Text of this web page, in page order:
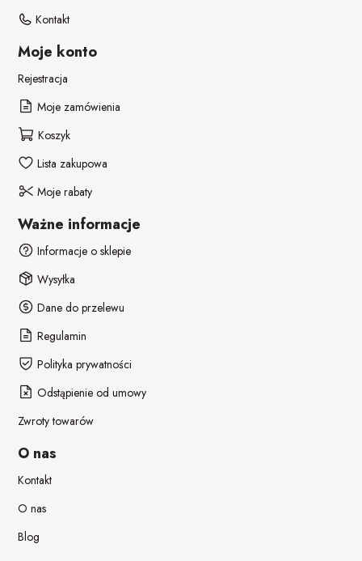
Kontakt
Moje konto
Rejestracja
Moje zamówienia
Koszyk
Lista zakupowa
Moje rabaty
Ważne informacje
Informacje o sklepie
Wysyłka
Dane do przelewu
Regulamin
Polityka prywatności
Odstąpienie od umowy
Zwroty towarów
O nas
Kontakt
O nas
Blog